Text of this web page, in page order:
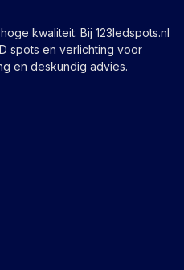
kwaliteit. Bij 123ledspots.nl
spots en verlichting voor
en deskundig advies.